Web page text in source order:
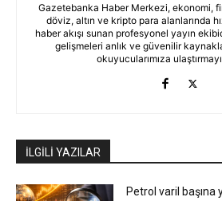
Gazetebanka Haber Merkezi, ekonomi,
döviz, altın ve kripto para alanlarında
haber akışı sunan profesyonel yayın
gelişmeleri anlık ve güvenilir
okuyucularımıza
İLGİLİ YAZILAR
Petrol varil başına